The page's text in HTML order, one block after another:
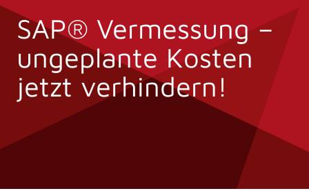
SAP® Vermessung –
ungeplante Kosten
jetzt verhindern!